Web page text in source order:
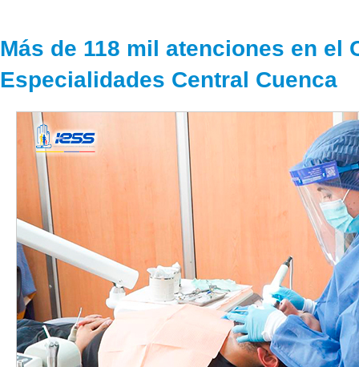
Más de 118 mil atenciones en el
Especialidades Central Cuenca